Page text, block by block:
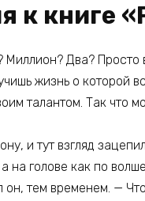
к книге
Миллион? Два?
жизнь о которой
талантом. Так что
и тут взгляд
на голове как по
тем временем. —